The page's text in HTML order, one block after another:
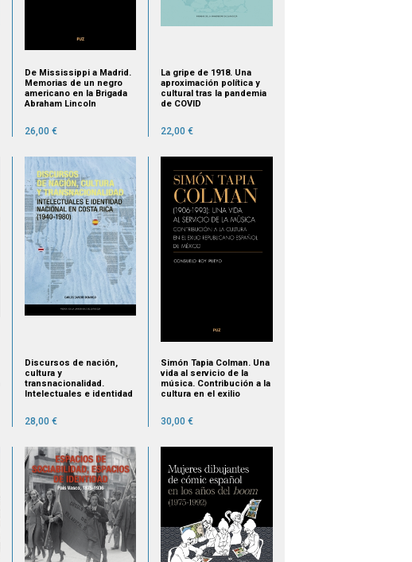
De Mississippi a Madrid.
Memorias de un negro
americano en la Brigada
Abraham Lincoln
26,00 €
La gripe de 1918. Una
aproximación política y
cultural tras la pandemia
de COVID
22,00 €
Discursos de nación,
cultura y
transnacionalidad.
Intelectuales e identidad
28,00 €
Simón Tapia Colman. Una
vida al servicio de la
música. Contribución a la
cultura en el exilio
30,00 €